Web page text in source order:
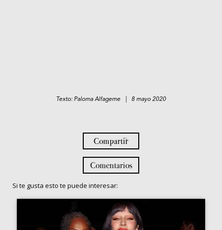
Texto: Paloma Alfageme | 8 mayo 2020
Compartir
Comentarios
Si te gusta esto te puede interesar: